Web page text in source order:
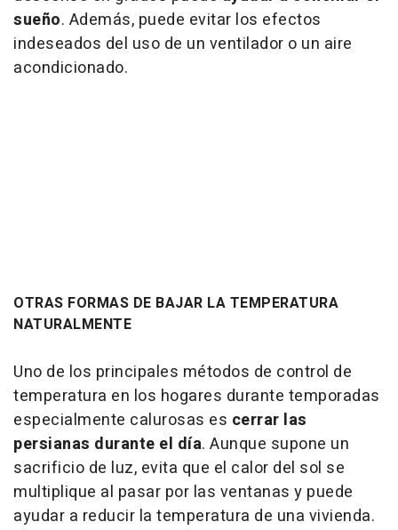
sueño. Además, puede evitar los efectos
indeseados del uso de un ventilador o un aire
acondicionado.
OTRAS FORMAS DE BAJAR LA TEMPERATURA
NATURALMENTE
Uno de los principales métodos de control de
temperatura en los hogares durante temporadas
especialmente calurosas es cerrar las
persianas durante el día. Aunque supone un
sacrificio de luz, evita que el calor del sol se
multiplique al pasar por las ventanas y puede
ayudar a reducir la temperatura de una vivienda.